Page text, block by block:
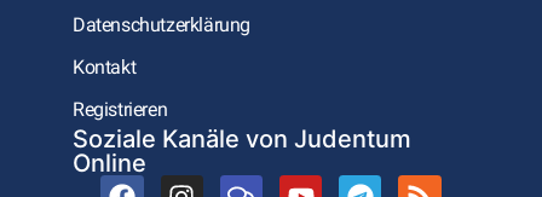
Datenschutzerklärung
Kontakt
Registrieren
Soziale Kanäle von Judentum
Online